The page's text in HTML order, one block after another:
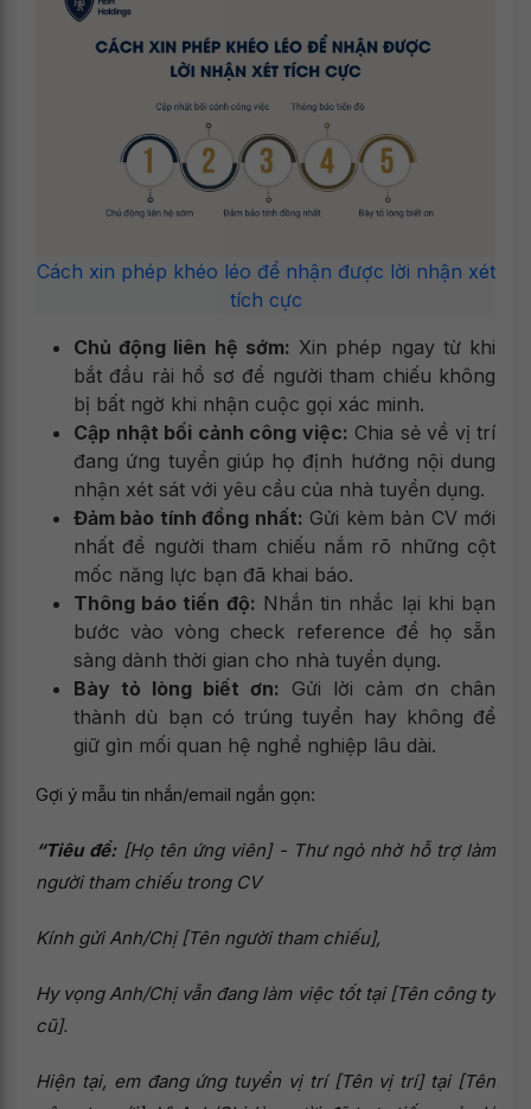
Cách xin phép khéo léo để nhận được lời nhận xét
tích cực
Chủ động liên hệ sớm: Xin phép ngay từ khi
bắt đầu rải hồ sơ để người tham chiếu không
bị bất ngờ khi nhận cuộc gọi xác minh.
Cập nhật bối cảnh công việc: Chia sẻ về vị trí
đang ứng tuyển giúp họ định hướng nội dung
nhận xét sát với yêu cầu của nhà tuyển dụng.
Đảm bảo tính đồng nhất: Gửi kèm bản CV mới
nhất để người tham chiếu nắm rõ những cột
mốc năng lực bạn đã khai báo.
Thông báo tiến độ: Nhắn tin nhắc lại khi bạn
bước vào vòng check reference để họ sẵn
sàng dành thời gian cho nhà tuyển dụng.
Bày tỏ lòng biết ơn: Gửi lời cảm ơn chân
thành dù bạn có trúng tuyển hay không để
giữ gìn mối quan hệ nghề nghiệp lâu dài.
Gợi ý mẫu tin nhắn/email ngắn gọn:
“Tiêu đề:[Họ tên ứng viên] - Thư ngỏ nhờ hỗ trợ làm
người tham chiếu trong CV
Kính gửi Anh/Chị [Tên người tham chiếu],
Hy vọng Anh/Chị vẫn đang làm việc tốt tại [Tên công ty
cũ].
Hiện tại, em đang ứng tuyển vị trí [Tên vị trí] tại [Tên